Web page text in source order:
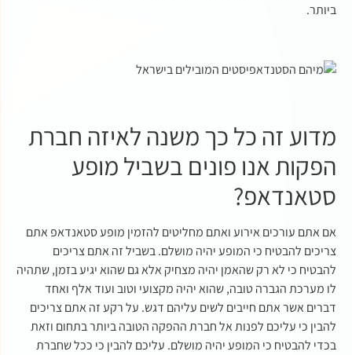
ביותר.
מדוע זה כל כך משנה לאיזה חברת
הפקות אנו פונים בשביל מופע
סטאנדאפ?
אם אתם עורכים אירוע ואתם מחליטים להזמין מופע סטאנדאפ אתם
צריכים להבטיח כי המופע יהיה מושלם. בשביל זה אתם צריכים
להבטיח כי לא רק שהאמן יהיה מצחיק אלא גם שהוא יגיע בזמן, שתהיה
לו מערכת הגברה טובה, שהוא יהיה מקצועי וטוב ועוד אלף ואחד
דברים אשר אתם חייבים לשים עליהם דגש. על רקע זה אתם צריכים
להבין כי עליכם לפנות אל חברת ההפקה הטובה ביותר בתחום וזאת
בכדי להבטיח כי המופע יהיה מושלם. עליכם להבין כי ככל שחברת